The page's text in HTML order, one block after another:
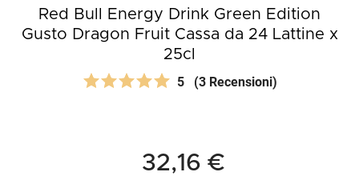
Red Bull Energy Drink Green Edition
Gusto Dragon Fruit Cassa da 24 Lattine x
25cl
5 (3 Recensioni)
32,16 €